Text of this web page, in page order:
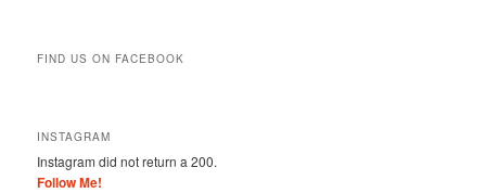
FIND US ON FACEBOOK
INSTAGRAM
Instagram did not return a 200.
Follow Me!